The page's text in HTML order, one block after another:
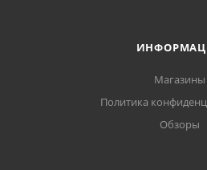
Магазины
Политика
Обзоры